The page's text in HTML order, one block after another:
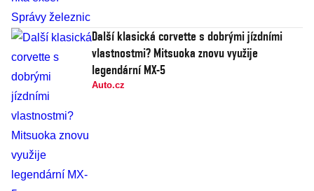
Další klasická corvette s dobrými jízdními
vlastnostmi? Mitsuoka znovu využije
legendární MX-5
Auto.cz